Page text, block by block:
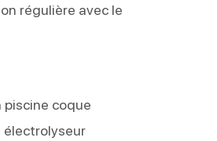
régulière avec le
piscine coque
électrolyseur